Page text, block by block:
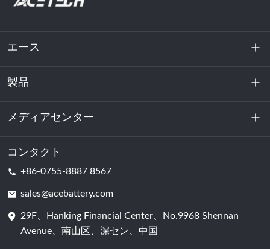
エース
私たちに関しては
持続可能性
製品
エネルギー貯蔵
データセンターおよびサーバー室
バッテリーセル
メディアセンター
ニュース
コンタクト
+86-0755-8887 8567
sales@acebattery.com
29F、Hanking Financial Center、No.9968 Shennan
Avenue、南山区、深セン、中国